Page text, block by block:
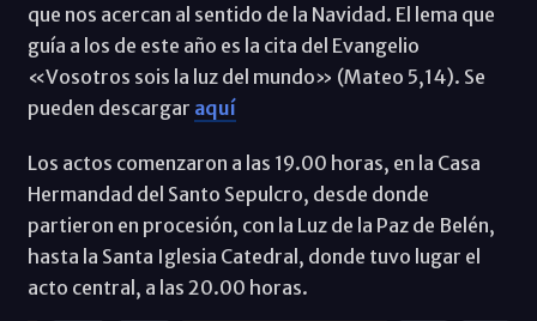
que nos acercan al sentido de la Navidad. El lema que
guía a los de este año es la cita del Evangelio
«Vosotros sois la luz del mundo» (Mateo 5,14). Se
pueden descargar aquí
Los actos comenzaron a las 19.00 horas, en la Casa
Hermandad del Santo Sepulcro, desde donde
partieron en procesión, con la Luz de la Paz de Belén,
hasta la Santa Iglesia Catedral, donde tuvo lugar el
acto central, a las 20.00 horas.